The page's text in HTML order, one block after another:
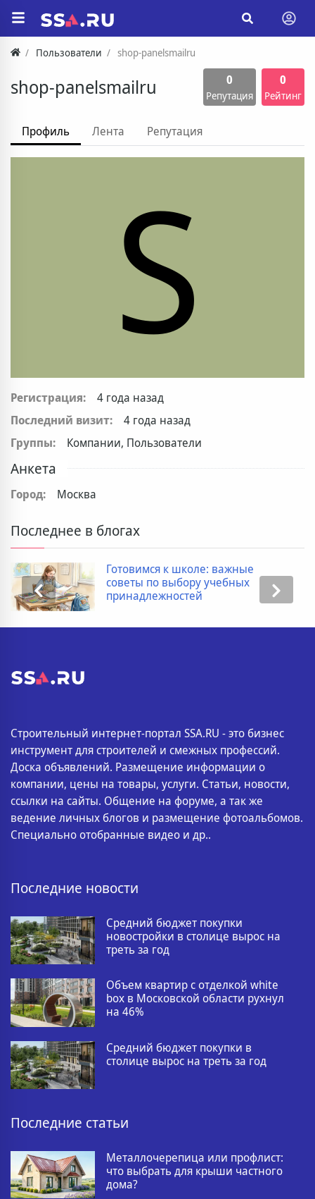
Пользователи shop-panelsmailru
shop-panelsmailru 0
Репутация
0
Рейтинг
Профиль Лента Репутация
S
Регистрация:
4 года назад
Последний визит:
4 года назад
Группы:
Компании, Пользователи
Анкета
Город: Москва
Последнее в блогах
Готовимся к школе: важные
советы по выбору учебных
принадлежностей
Строительный интернет-портал SSA.RU - это бизнес
инструмент для строителей и смежных профессий.
Доска объявлений. Размещение информации о
компании, цены на товары, услуги. Статьи, новости,
ссылки на сайты. Общение на форуме, а так же
ведение личных блогов и размещение фотоальбомов.
Специально отобранные видео и др..
Последние новости
Средний бюджет покупки
новостройки в столице вырос на
треть за год
Объем квартир с отделкой white
box в Московской области рухнул
на 46%
Средний бюджет покупки в
столице вырос на треть за год
Последние статьи
Металлочерепица или профлист:
что выбрать для крыши частного
дома?